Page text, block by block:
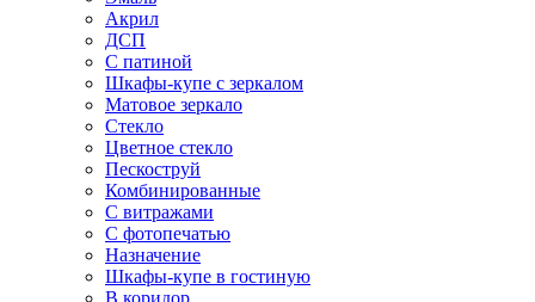
Акрил
ДСП
С патиной
Шкафы-купе с зеркалом
Матовое зеркало
Стекло
Цветное стекло
Пескоструй
Комбинированные
С витражами
С фотопечатью
Назначение
Шкафы-купе в гостиную
В коридор